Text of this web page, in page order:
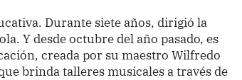
Durante siete años, dirigió la
Y desde octubre del año pasado, es
creada por su maestro Wilfredo
brinda talleres musicales a través de